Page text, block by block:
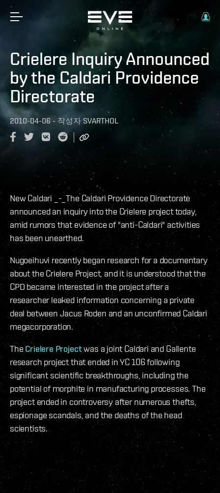
Crielere Inquiry Announced
by the Caldari Providence
Directorate
2010-04-06 - 작성자 SVARTHOL
New Caldari _-_The Caldari Providence Directorate
announced an inquiry into the Crielere project today,
amid rumors that evidence of "anti-Caldari" activities
has been unearthed.
Nugoeihuvi recently began research for a documentary
about the Crielere Project, and it is understood that the
CPD became interested in the project after a
researcher leaked information concerning a private
deal between Jacus Roden and an unconfirmed Caldari
megacorporation.
TheCrielere Projectwas a joint Caldari and Gallente
research project that ended in YC 106 following
significant scientific breakthroughs, including the
potential of morphite in manufacturing processes. The
project ended in controversy after numerous thefts,
espionage scandals, and the deaths of the head
scientists.